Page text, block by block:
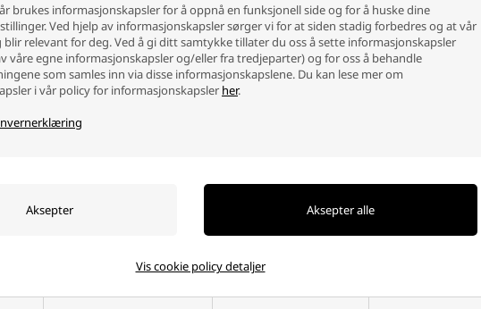
brukes informasjonskapsler for å oppnå en funksjonell side og for å huske dine
Ved hjelp av informasjonskapsler sørger vi for at siden stadig forbedres og at vår
relevant for deg. Ved å gi ditt samtykke tillater du oss å sette informasjonskapsler
våre egne informasjonskapsler og/eller fra tredjeparter) og for oss å behandle
som samles inn via disse informasjonskapslene. Du kan lese mer om
i vår policy for informasjonskapsler her.
Vis cookie policy detaljer